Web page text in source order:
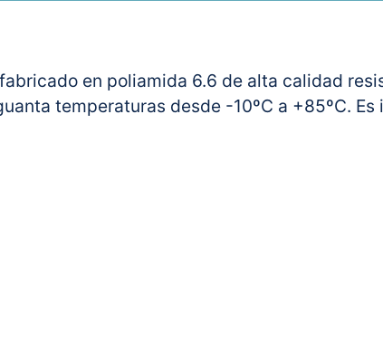
en poliamida 6.6 de alta calidad
temperaturas desde -10ºC a +85ºC.